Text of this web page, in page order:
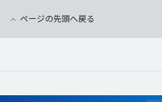
ページの先頭へ戻る